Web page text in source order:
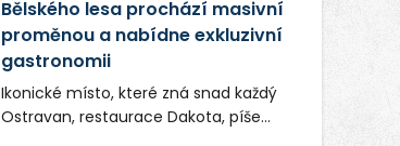
Bělského lesa prochází masivní
proměnou a nabídne exkluzivní
gastronomii
Ikonické místo, které zná snad každý
Ostravan, restaurace Dakota, píše